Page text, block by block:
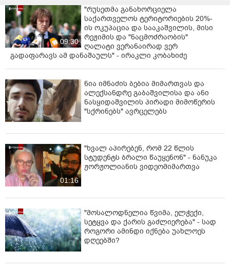
09:30
"რუსეთმა განახორციელა
საქართველოს ტერიტორიების 20%-
ის ოკუპაცია და სააკაშვილის, მისი
რეჟიმის და "ნაცმოძრაობის"
ღალატი ვერანაირად ვერ
გადაფარავს ამ დანაშაულს" - ირაკლი კობახიძე
ნია იმნაძის ბებია მიმართვას და
ალექსანდრე გაბაშვილისა და ანი
ნასყიდაშვილის პირადი მიმოწერის
"სქრინებს" ავრცელებს
01:16
"ხვალ აპირებენ, რომ 22 წლის
სტუდენტს ბრალი წაუყენონ" - ნანუკა
ჟორჟოლიანის ვიდეომიმართვა
"მოსალოდნელია წვიმა, ელჭექი,
სეტყვა და ქარის გაძლიერება" - სად
როგორი ამინდი იქნება უახლოეს
დღეებში?